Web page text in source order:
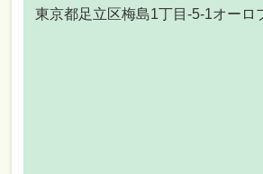
東京都足立区梅島1丁目-5-1オーロ